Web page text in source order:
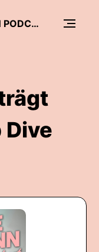
DER SOPHIE PASSMANN PODCAST
Dive